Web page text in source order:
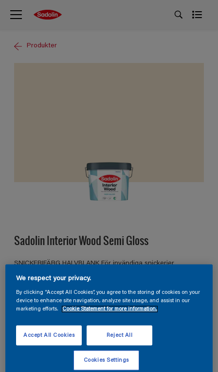
Produkter
Sadolin Interior Wood Semi Gloss
SNICKERIFÄRG HALVBLANK För invändiga snickerier
F6.06.87
Förpackningsstorlek
We respect your privacy.
By clicking “Accept All Cookies”, you agree to the storing of cookies on your
device to enhance site navigation, analyze site usage, and assist in our
marketing efforts.
Cookie Statement for more information.
Reject All
Accept All Cookies
Cookies Settings